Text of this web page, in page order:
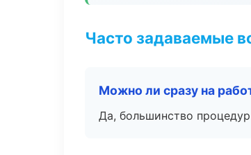
Часто задаваемые
Можно ли сразу на
Да, большинство